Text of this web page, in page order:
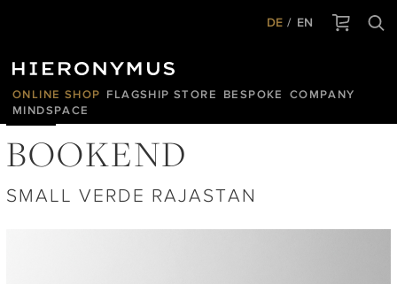
DE EN
ONLINE SHOP FLAGSHIP STORE BESPOKE
COMPANY
MINDSPACE
BOOKEND
SMALL VERDE RAJASTAN